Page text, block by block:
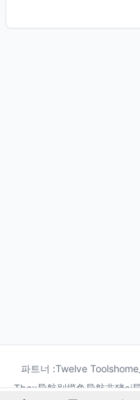
파트너 :Twelve Tools
Tbox导航别摸鱼导航非猪ai